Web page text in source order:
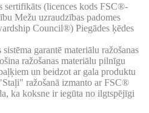
sertifikāts (licences kods FSC®-
Mežu uzraudzības padomes
Council®) Piegādes ķēdes
garantē materiālu ražošanas
ražošanas materiālu pilnīgu
un beidzot ar gala produktu
ražošanā izmanto ar FSC®
ka koksne ir iegūta no ilgtspējīgi